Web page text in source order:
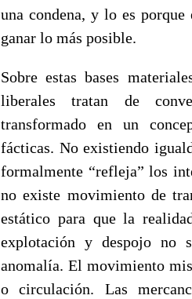
una condena, y lo es
ganar lo más posible.
Sobre estas bases
liberales tratan de
transformado en un
fácticas. No existiendo
formalmente “refleja” los
no existe movimiento de
estático para que la
explotación y despojo no
anomalía. El movimiento
o circulación. Las